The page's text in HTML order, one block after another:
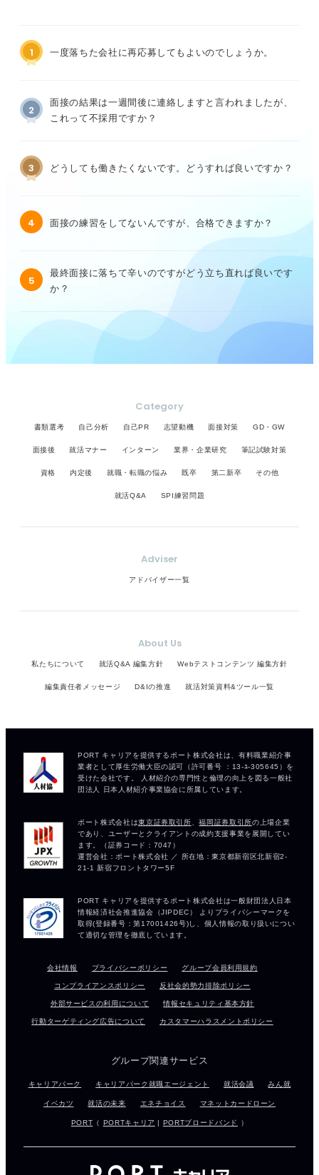
1 一度落ちた会社に再応募してもよいのでしょうか。
2
面接の結果は一週間後に連絡しますと言われましたが、
これって不採用ですか？
3 どうしても働きたくないです。どうすれば良いですか？
4 面接の練習をしてないんですが、合格できますか？
5
最終面接に落ちて辛いのですがどう立ち直れば良いです
か？
Category
書類選考 自己分析 自己PR 志望動機 面接対策 GD・GW
面接後 就活マナー インターン 業界・企業研究 筆記試験対策
資格 内定後 就職・転職の悩み 既卒 第二新卒 その他
就活Q&A SPI練習問題
Adviser
アドバイザー一覧
About Us
私たちについて 就活Q&A 編集方針 Webテストコンテンツ 編集方針
編集責任者メッセージ D&Iの推進 就活対策資料&ツール一覧
会社情報 プライバシーポリシー グループ会員利用規約
コンプライアンスポリシー 反社会的勢力排除ポリシー
外部サービスの利用について 情報セキュリティ基本方針
行動ターゲティング広告について カスタマーハラスメントポリシー